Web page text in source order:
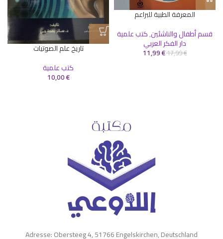
المعرفة الطبية للبراعم
قسم أطفال والناشئين,كتب علمية
دار الفكر العربي
17,99€
11,99€
تاريخ علم الصوتيات
كتب علمية
10,00€
Adresse: Obersteeg 4, 51766 Engelskirchen, Deutschland